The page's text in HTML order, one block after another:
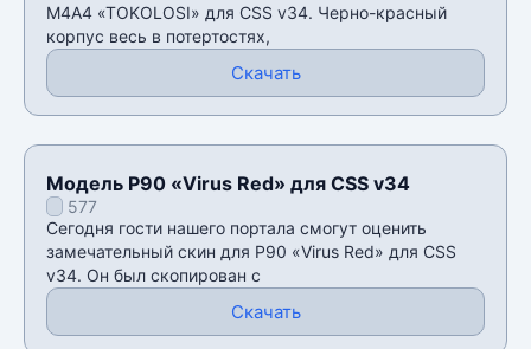
М4А4 «TOKOLOSI» для CSS v34. Черно-красный
корпус весь в потертостях,
Скачать
Модель P90 «Virus Red» для CSS v34
577
Сегодня гости нашего портала смогут оценить
замечательный скин для P90 «Virus Red» для CSS
v34. Он был скопирован с
Скачать